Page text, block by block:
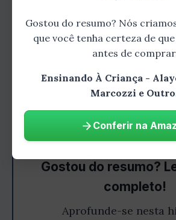
Gostou do resumo?
completo!
Aprofunde-se nesta
Gostou do resumo? Nós
que você tenha certeza de
antes de
Ensinando À Criança -
Marcozzi e
Conferir na